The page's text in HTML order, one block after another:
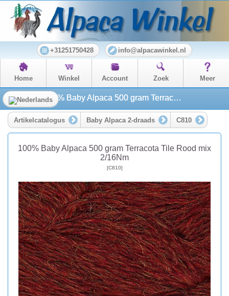
+31251750428 info@alpacawinkel.nl
Home Winkel Account Zoek Meer
100% Baby Alpaca 500 gram Terracota Tile Rood mix 2/16Nm
Artikelcatalogus Baby Alpaca 2-draads C810
100% Baby Alpaca 500 gram Terracota Tile Rood mix
2/16Nm
[C810]